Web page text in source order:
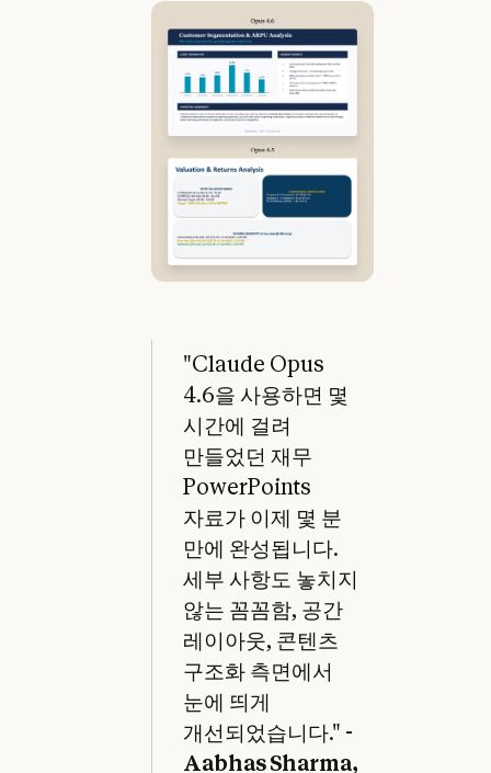
"Claude Opus
4.6을 사용하면 몇
시간에 걸려
만들었던 재무
PowerPoints
자료가 이제 몇 분
만에 완성됩니다.
세부 사항도 놓치지
않는 꼼꼼함, 공간
레이아웃, 콘텐츠
구조화 측면에서
눈에 띄게
개선되었습니다." -
Aabhas Sharma,